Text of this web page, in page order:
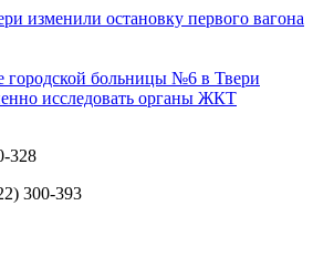
изменили остановку первого вагона
городской больницы №6 в Твери
исследовать органы ЖКТ
328
300-393